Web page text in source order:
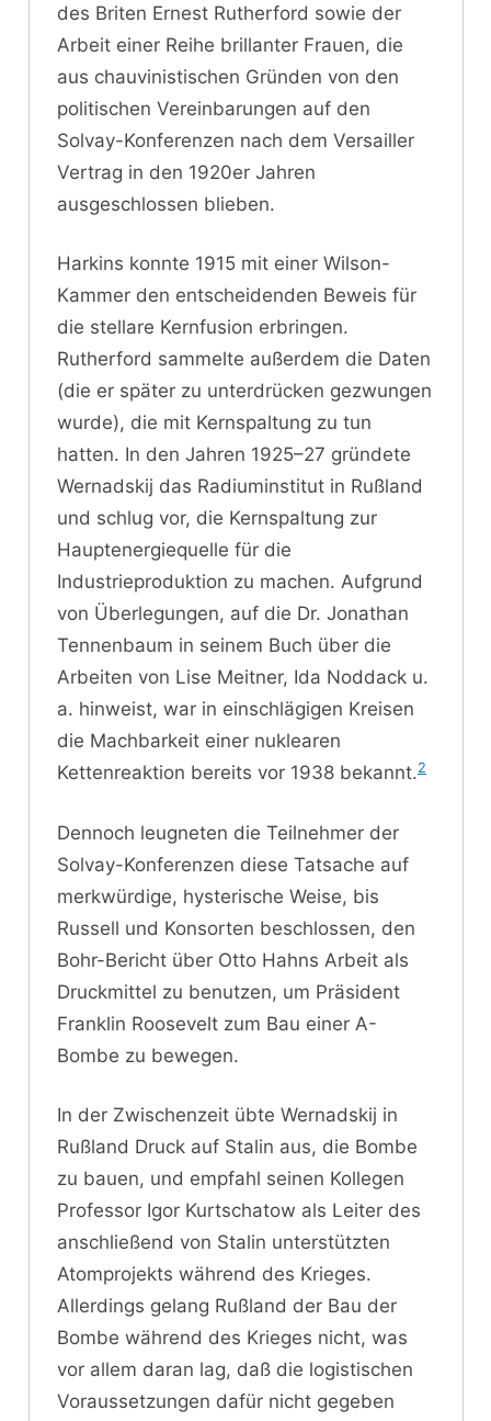
des Briten Ernest Rutherford sowie der
Arbeit einer Reihe brillanter Frauen, die
aus chauvinistischen Gründen von den
politischen Vereinbarungen auf den
Solvay-Konferenzen nach dem Versailler
Vertrag in den 1920er Jahren
ausgeschlossen blieben.
Harkins konnte 1915 mit einer Wilson-
Kammer den entscheidenden Beweis für
die stellare Kernfusion erbringen.
Rutherford sammelte außerdem die Daten
(die er später zu unterdrücken gezwungen
wurde), die mit Kernspaltung zu tun
hatten. In den Jahren 1925–27 gründete
Wernadskij das Radiuminstitut in Rußland
und schlug vor, die Kernspaltung zur
Hauptenergiequelle für die
Industrieproduktion zu machen. Aufgrund
von Überlegungen, auf die Dr. Jonathan
Tennenbaum in seinem Buch über die
Arbeiten von Lise Meitner, Ida Noddack u.
a. hinweist, war in einschlägigen Kreisen
die Machbarkeit einer nuklearen
Kettenreaktion bereits vor 1938 bekannt.2
Dennoch leugneten die Teilnehmer der
Solvay-Konferenzen diese Tatsache auf
merkwürdige, hysterische Weise, bis
Russell und Konsorten beschlossen, den
Bohr-Bericht über Otto Hahns Arbeit als
Druckmittel zu benutzen, um Präsident
Franklin Roosevelt zum Bau einer A-
Bombe zu bewegen.
In der Zwischenzeit übte Wernadskij in
Rußland Druck auf Stalin aus, die Bombe
zu bauen, und empfahl seinen Kollegen
Professor Igor Kurtschatow als Leiter des
anschließend von Stalin unterstützten
Atomprojekts während des Krieges.
Allerdings gelang Rußland der Bau der
Bombe während des Krieges nicht, was
vor allem daran lag, daß die logistischen
Voraussetzungen dafür nicht gegeben